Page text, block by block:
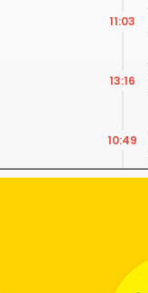
11:03
13:16
10:49